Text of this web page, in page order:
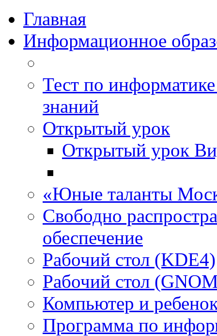
Главная
Информационное
Тест по
знаний
Открытый урок
Открытый урок
«Юные таланты
Свободно
обеспечение
Рабочий стол (KDE4)
Рабочий стол
Компьютер и
Программа по